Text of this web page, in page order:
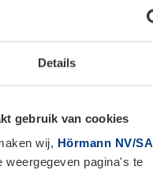
Details
gebruik van cookies
wij, Hörmann NV/SA
weergegeven pagina's te